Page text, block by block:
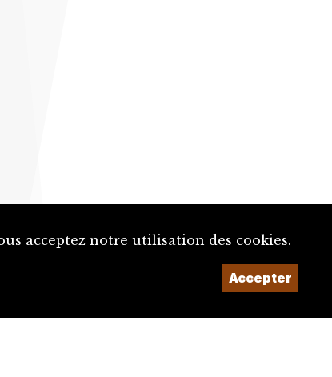
acceptez notre utilisation des cookies.
Accepter